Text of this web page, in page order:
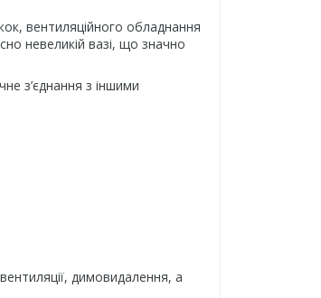
вентиляційного обладнання
невеликій вазі, що значно
з’єднання з іншими
димовидалення, а